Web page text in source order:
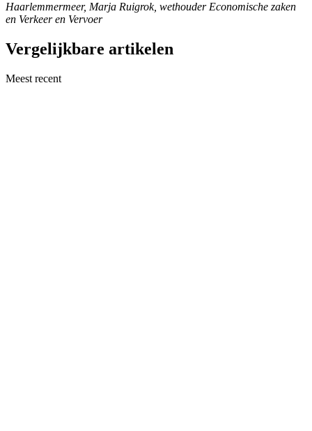
Haarlemmermeer, Marja Ruigrok, wethouder Economische zaken
en Verkeer en Vervoer
Vergelijkbare artikelen
Meest recent